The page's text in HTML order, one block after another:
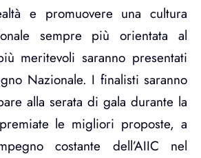
e promuovere una cultura
sempre più orientata al
meritevoli saranno presentati
Nazionale. I finalisti saranno
alla serata di gala durante la
le migliori proposte, a
costante dell’AIIC nel